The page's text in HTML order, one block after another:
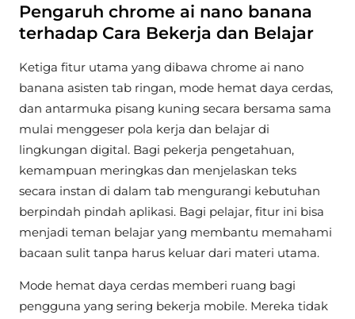
Pengaruh chrome ai nano banana
terhadap Cara Bekerja dan Belajar
Ketiga fitur utama yang dibawa chrome ai nano
banana asisten tab ringan, mode hemat daya cerdas,
dan antarmuka pisang kuning secara bersama sama
mulai menggeser pola kerja dan belajar di
lingkungan digital. Bagi pekerja pengetahuan,
kemampuan meringkas dan menjelaskan teks
secara instan di dalam tab mengurangi kebutuhan
berpindah pindah aplikasi. Bagi pelajar, fitur ini bisa
menjadi teman belajar yang membantu memahami
bacaan sulit tanpa harus keluar dari materi utama.
Mode hemat daya cerdas memberi ruang bagi
pengguna yang sering bekerja mobile. Mereka tidak